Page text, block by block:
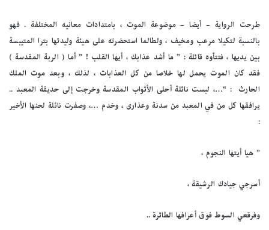
طرحت الرواية – أيضا – موضوعة الموت ، بامتدادات معانيه المختلفة . فهو
بالنسبة لتكيلا مرعب ومخيف ، ولطالما استحضرته على هيئة وليدتها بترا المتيبسة
بين يديها ، فتتأوه قائلة : ” ما أشد عذابك ، أيها القلب ! ” أما ( الربة المقدسة )
فقد كان الموت يحمل لها خلاصا من كل العذابات ، لذلك ، وبعد موت الملك
الحارث : “…، لبست نائلة أحلى الأثواب المقدسة وخرجت إلى حديقة المعبد ..
يرافقها كل من في المعبد من سدنة وعذارى ، وخدم …، وصفرت نائلة لحنها الأخير
:
” هيا أيتها النجوم ،
أسرجي جيادك الرشيقة ،
وفرقعي السوط فوق أعرافها الطائرة ..